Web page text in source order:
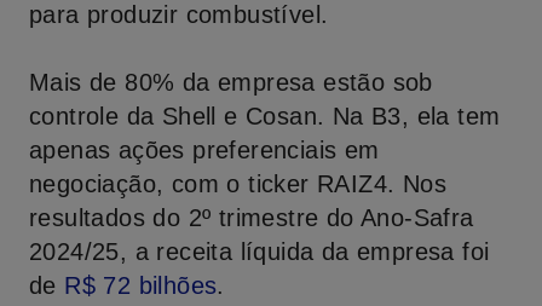
para produzir combustível.
Mais de 80% da empresa estão sob
controle da Shell e Cosan. Na B3, ela tem
apenas ações preferenciais em
negociação, com o ticker RAIZ4. Nos
resultados do 2º trimestre do Ano-Safra
2024/25, a receita líquida da empresa foi
de R$ 72 bilhões.